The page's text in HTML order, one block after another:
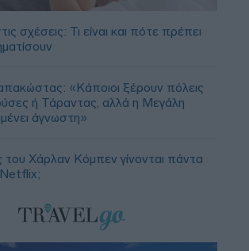
σχέσεις: Τι είναι και πότε πρέπει
«Κάποιοι ξέρουν πόλεις
ή Τάραντας, αλλά η Μεγάλη
άγνωστη»
του Χάρλαν Κόμπεν γίνονται πάντα
Netflix;